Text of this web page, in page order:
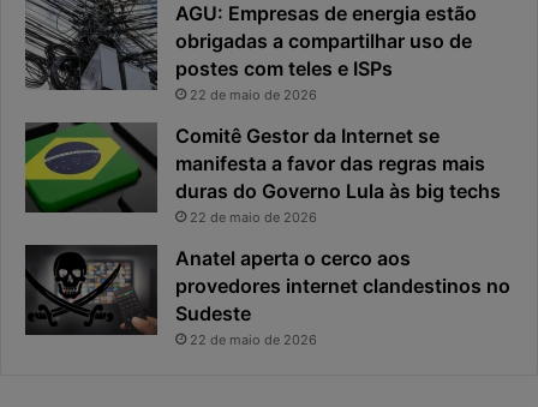
AGU: Empresas de energia estão
obrigadas a compartilhar uso de
postes com teles e ISPs
22 de maio de 2026
Comitê Gestor da Internet se
manifesta a favor das regras mais
duras do Governo Lula às big techs
22 de maio de 2026
Anatel aperta o cerco aos
provedores internet clandestinos no
Sudeste
22 de maio de 2026